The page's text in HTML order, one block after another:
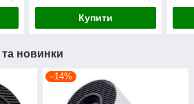
Купити
та новинки
–14%